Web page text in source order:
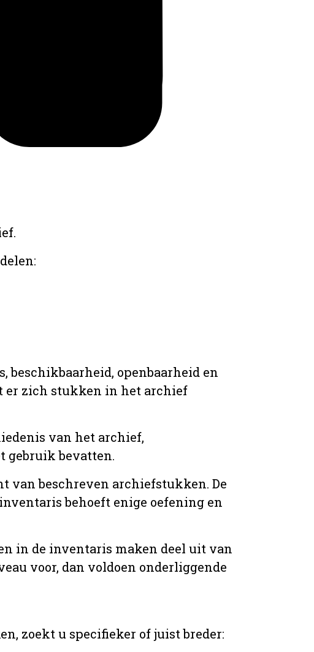
beschikbaarheid, openbaarheid en
er zich stukken in het archief
van het archief,
gebruik bevatten.
van beschreven archiefstukken. De
behoeft enige oefening en
in de inventaris maken deel uit van
voor, dan voldoen onderliggende
zoekt u specifieker of juist breder: